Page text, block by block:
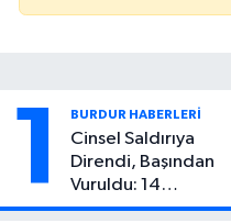
1 BURDUR HABERLERİ
Cinsel Saldırıya
Direndi, Başından
Vuruldu: 14
Yaşındaki Çocuktan